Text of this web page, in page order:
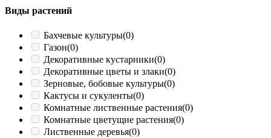
Виды растений
Бахчевые культуры(0)
Газон(0)
Декоративные кустарники(0)
Декоративные цветы и злаки(0)
Зерновые, бобовые культуры(0)
Кактусы и сукуленты(0)
Комнатные лиственные растения(0)
Комнатные цветущие растения(0)
Лиственные деревья(0)